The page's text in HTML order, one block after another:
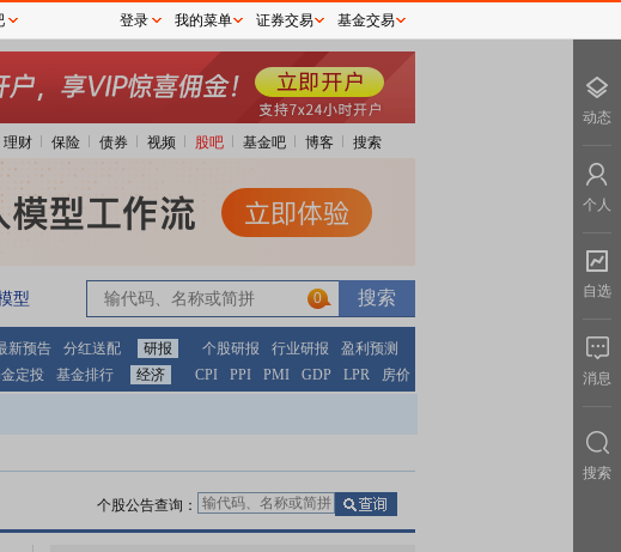
理财 保险 债券 视频 股吧 基金吧 博客 搜索
型 0
新预告 分红送配 研报 个股研报 行业研报
盈利预测
定投 基金排行 经济 CPI PPI PMI GDP LPR 房价
个股公告查询：
登录 我的菜单 证券交易 基金交易
动态
个人
自选
消息
搜索